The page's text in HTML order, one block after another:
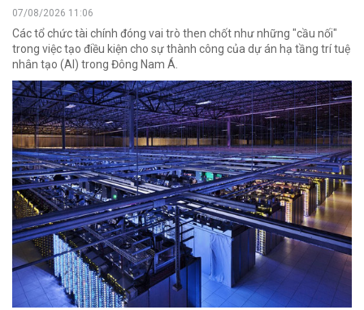
07/08/2026 11:06
Các tổ chức tài chính đóng vai trò then chốt như những "cầu nối"
trong việc tạo điều kiện cho sự thành công của dự án hạ tầng trí tuệ
nhân tạo (AI) trong Đông Nam Á.